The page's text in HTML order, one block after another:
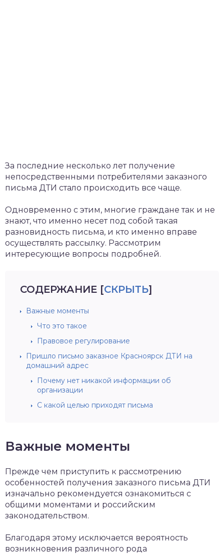
За последние несколько лет получение
непосредственными потребителями заказного
письма ДТИ стало происходить все чаще.
Одновременно с этим, многие граждане так и не
знают, что именно несет под собой такая
разновидность письма, и кто именно вправе
осуществлять рассылку. Рассмотрим
интересующие вопросы подробней.
СОДЕРЖАНИЕ [СКРЫТЬ]
Важные моменты
Что это такое
Правовое регулирование
Пришло письмо заказное Красноярск ДТИ на
домашний адрес
Почему нет никакой информации об
организации
С какой целью приходят письма
Важные моменты
Прежде чем приступить к рассмотрению
особенностей получения заказного письма ДТИ
изначально рекомендуется ознакомиться с
общими моментами и российским
законодательством.
Благодаря этому исключается вероятность
возникновения различного рода